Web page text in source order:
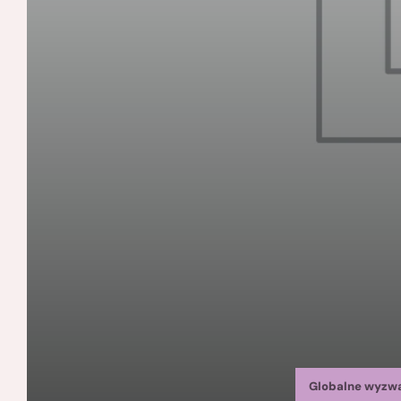
Globalne